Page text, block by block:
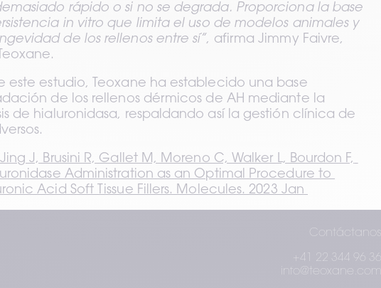
rápido o si no se degrada. Proporciona la base
in vitro que limita el uso de modelos animales y
de los rellenos entre sí”, afirma Jimmy Faivre,
este estudio, Teoxane ha establecido una base
de los rellenos dérmicos de AH mediante la
de hialuronidasa, respaldando así la gestión clínica de
J, Brusini R, Gallet M, Moreno C, Walker L, Bourdon F,
Administration as an Optimal Procedure to
Acid Soft Tissue Fillers. Molecules. 2023 Jan
Contáctanos
+41 22 344 96 36
info@teoxane.com